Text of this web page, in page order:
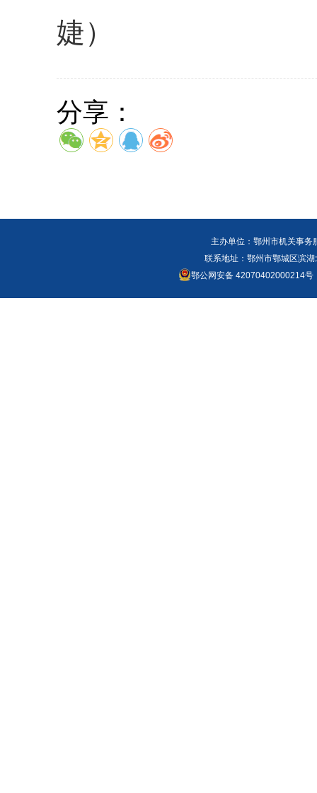
婕）
分享：
主办单位：鄂州市机关事
联系地址：鄂州市鄂城区滨
鄂公网安备 42070402000214号